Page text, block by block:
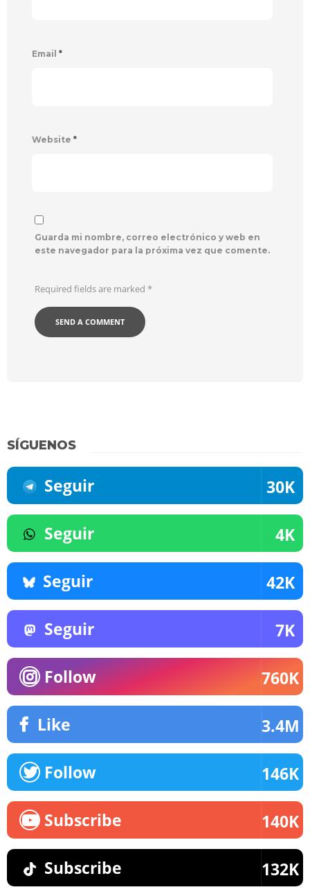
Email *
Website *
Guarda mi nombre, correo electrónico y web en
este navegador para la próxima vez que comente.
Required fields are marked *
SÍGUENOS
Seguir 30K
Seguir 4K
Seguir 42K
Seguir 7K
Follow 760K
Like 3.4M
Follow 146K
Subscribe 140K
Subscribe 132K